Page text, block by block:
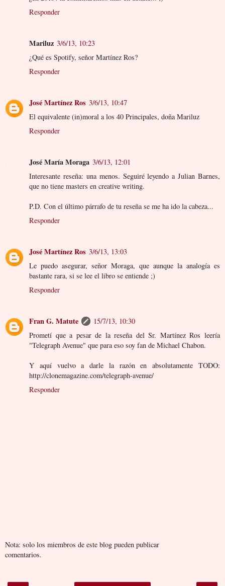
Responder
Mariluz 3/6/13, 10:23
¿Qué es Spotify, señor Martínez Ros?
Responder
José Martínez Ros 3/6/13, 10:47
El equivalente (in)moral a los 40 Principales, doña Mariluz
Responder
José María Moraga 3/6/13, 12:01
Interesante reseña: una menos. Seguiré leyendo a Julian Barnes,
que no tiene masters en creative writing.
P.D. Con el último párrafo de tu reseña se me ha ido la cabeza...
Responder
José Martínez Ros 3/6/13, 13:03
Le puedo asegurar, señor Moraga, que aunque la analogía es
bastante rara, si se lee el libro se entiende ;)
Responder
Fran G. Matute
15/7/13, 10:30
Prometí que a pesar de la reseña del Sr. Martínez Ros leería
"Telegraph Avenue" que para eso soy fan de Michael Chabon.
Y aquí vuelvo a darle la razón en absolutamente TODO:
http://clonemagazine.com/telegraph-avenue/
Responder
Nota: solo los miembros de este blog pueden publicar
comentarios.